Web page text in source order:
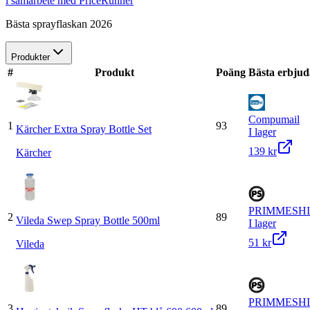
Bästa sprayflaskan 2026
Produkter
# Produkt Poäng Bästa
1 Kärcher Extra Spray Bottle Set
Kärcher
93
Compumail
I lager
139 kr
2 Vileda Swep Spray Bottle 500ml
Vileda
89
I lager
51 kr